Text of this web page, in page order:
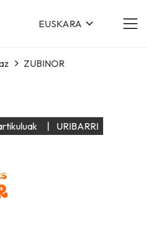
EUSKARA
ZUBINOR
| URIBARRI